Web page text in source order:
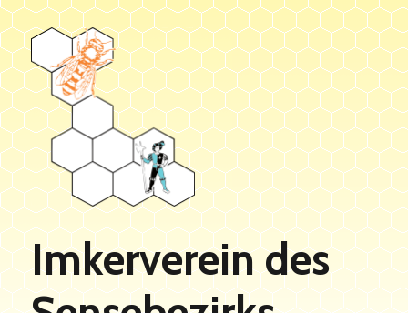
Imkerverein des